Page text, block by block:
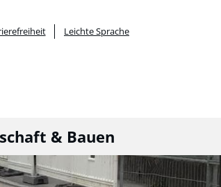
Leichte Sprache
& Bauen